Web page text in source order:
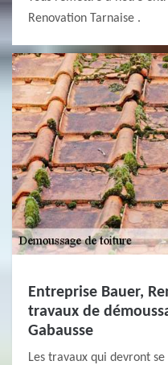
Renovation Tarnaise .
Entreprise Bauer,
travaux de
Gabausse
Les travaux qui devront